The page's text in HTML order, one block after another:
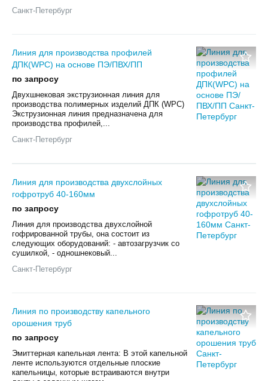
Санкт-Петербург
Линия для производства профилей
ДПК(WPC) на основе ПЭ/ПВХ/ПП
по запросу
Двухшнековая экструзионная линия для
производства полимерных изделий ДПК (WPC)
Экструзионная линия предназначена для
производства профилей,...
Санкт-Петербург
Линия для производства двухслойных
гофротруб 40-160мм
по запросу
Линия для производства двухслойной
гофрированной трубы, она состоит из
следующих оборудований: - автозагрузчик со
сушилкой, - одношнековый...
Санкт-Петербург
Линия по производству капельного
орошения труб
по запросу
Эмиттерная капельная лента: В этой капельной
ленте используются отдельные плоские
капельницы, которые встраиваются внутри